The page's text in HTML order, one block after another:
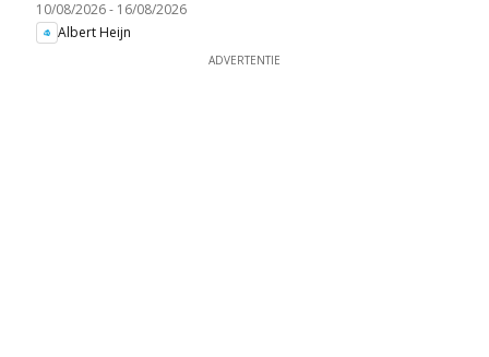
10/08/2026- 16/08/2026
Albert Heijn
ADVERTENTIE